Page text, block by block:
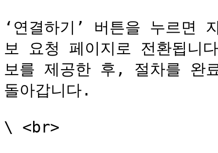
‘연결하기’ 버튼을 누르면
보 요청 페이지로 전환됩
보를 제공한 후, 절차를 완
돌아갑니다.
\ <br>